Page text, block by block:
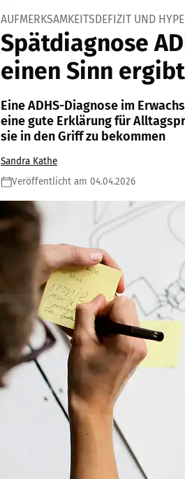
AUFMERKSAMKEITSDEFIZIT UND
Spätdiagnose
einen Sinn ergibt
Eine ADHS-Diagnose im
eine gute Erklärung für
sie in den Griff zu bekommen
Sandra Kathe
Veröffentlicht am 04.04.2026